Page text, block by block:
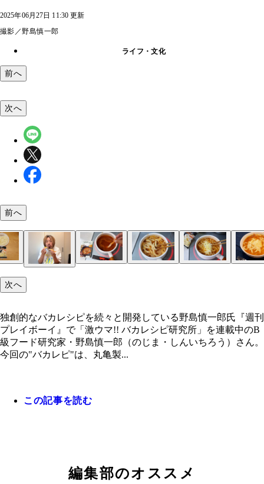
2025年06月27日 11:30 更新
撮影／野島慎一郎
ライフ・文化
前へ
うまみアップに超有効だ。しかし、そのままだと
ロッと溶けてしまうので、あらかじめ衣だけ剥が
べてしまおう
（１）のエビを入れよう
ぜることを忘れずに！
全に極太生パスタ！
次へ
前へ
次へ
独創的なバカレシピを続々と開発している野島慎一郎氏『週刊
プレイボーイ』で「激ウマ!! バカレシピ研究所」を連載中のB
級フード研究家・野島慎一郎（のじま・しんいちろう）さん。
今回の"バカレピ"は、丸亀製...
この記事を読む
編集部のオススメ